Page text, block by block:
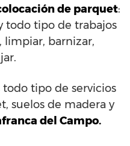
de parquet:
todo tipo de trabajos
limpiar, barnizar,
todo tipo de servicios
suelos de madera y
del Campo.